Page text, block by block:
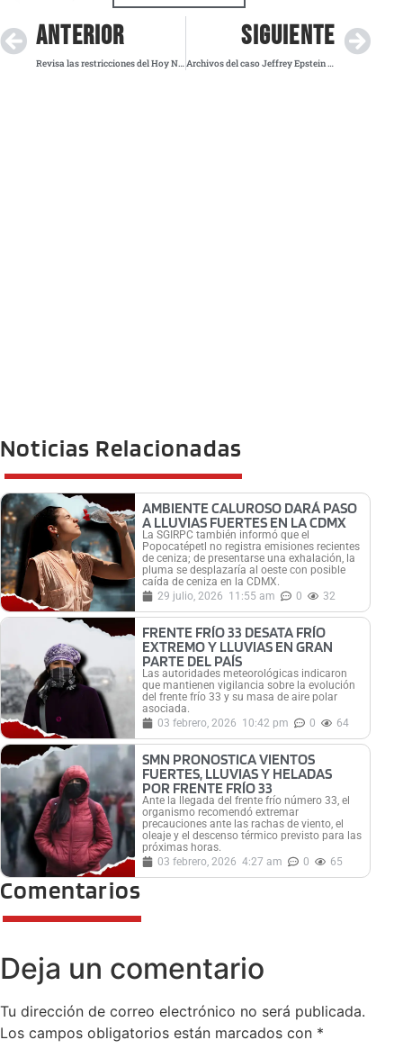
ANTERIOR
Revisa las restricciones del Hoy No Circula este miércoles en la Megalópolis
SIGUIENTE
Archivos del caso Jeffrey Epstein mencionan acusación de violación contra Trump
Noticias Relacionadas
AMBIENTE CALUROSO DARÁ PASO
A LLUVIAS FUERTES EN LA CDMX
La SGIRPC también informó que el
Popocatépetl no registra emisiones recientes
de ceniza; de presentarse una exhalación, la
pluma se desplazaría al oeste con posible
caída de ceniza en la CDMX.
29 julio, 2026 11:55 am 0 32
FRENTE FRÍO 33 DESATA FRÍO
EXTREMO Y LLUVIAS EN GRAN
PARTE DEL PAÍS
Las autoridades meteorológicas indicaron
que mantienen vigilancia sobre la evolución
del frente frío 33 y su masa de aire polar
asociada.
03 febrero, 2026 10:42 pm 0 64
SMN PRONOSTICA VIENTOS
FUERTES, LLUVIAS Y HELADAS
POR FRENTE FRÍO 33
Ante la llegada del frente frío número 33, el
organismo recomendó extremar
precauciones ante las rachas de viento, el
oleaje y el descenso térmico previsto para las
próximas horas.
03 febrero, 2026 4:27 am 0 65
Comentarios
Deja un comentario
Tu dirección de correo electrónico no será publicada.
Los campos obligatorios están marcados con *